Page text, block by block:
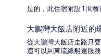
是的，此住宿附設 1 間餐
大鵬灣大飯店附近的
從大鵬灣大飯店走路只
還可以到東琉線船運服務